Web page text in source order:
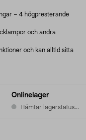
Onlinelager
Hämtar lagerstatus...
– 4 högpresterande
och andra
och kan alltid sitta